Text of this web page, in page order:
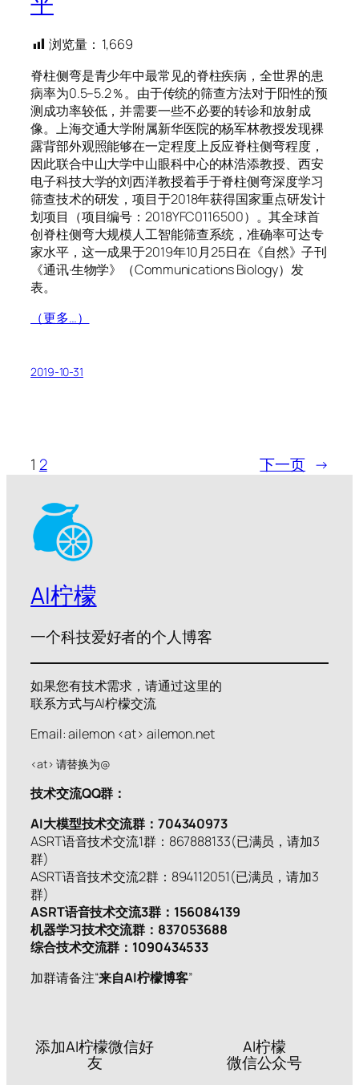
浏览量： 1,669
脊柱侧弯是青少年中最常见的脊柱疾病，全世界的患
病率为0.5–5.2％。由于传统的筛查方法对于阳性的预
测成功率较低，并需要一些不必要的转诊和放射成
像。上海交通大学附属新华医院的杨军林教授发现裸
露背部外观照能够在一定程度上反应脊柱侧弯程度，
因此联合中山大学中山眼科中心的林浩添教授、西安
电子科技大学的刘西洋教授着手于脊柱侧弯深度学习
筛查技术的研发，项目于2018年获得国家重点研发计
划项目（项目编号：2018YFC0116500）。其全球首
创脊柱侧弯大规模人工智能筛查系统，准确率可达专
家水平，这一成果于2019年10月25日在《自然》子刊
《通讯·生物学》（Communications Biology）发
表。
（更多…）
2019-10-31
1 2 下一页 →
AI柠檬
一个科技爱好者的个人博客
如果您有技术需求，请通过这里的
联系方式与AI柠檬交流
Email: ailemon <at> ailemon.net
<at> 请替换为@
技术交流QQ群：
AI大模型技术交流群：704340973
ASRT语音技术交流1群：867888133(已满员，请加3
群)
ASRT语音技术交流2群：894112051(已满员，请加3
群)
ASRT语音技术交流3群：156084139
机器学习技术交流群：837053688
综合技术交流群：1090434533
加群请备注“来自AI柠檬博客”
添加AI柠檬微信好
友
AI柠檬
微信公众号